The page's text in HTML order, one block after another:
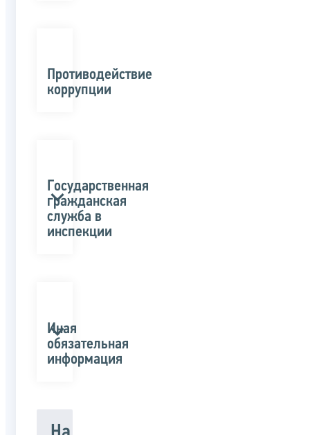
Противодействие
коррупции
Государственная
гражданская
служба в
инспекции
Иная
обязательная
информация